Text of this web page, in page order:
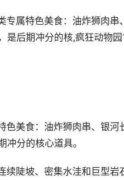
属特色美食：油炸狮肉
是后期冲分的核,疯狂动物
美食：油炸狮肉串、银
分的核心道具。
陡坡、密集水洼和巨型